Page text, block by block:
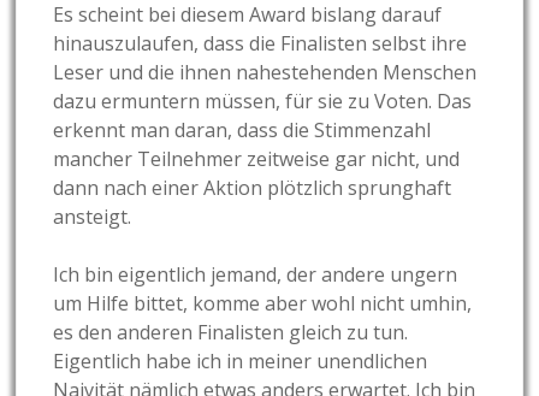
Es scheint bei diesem Award bislang darauf
hinauszulaufen, dass die Finalisten selbst ihre
Leser und die ihnen nahestehenden Menschen
dazu ermuntern müssen, für sie zu Voten. Das
erkennt man daran, dass die Stimmenzahl
mancher Teilnehmer zeitweise gar nicht, und
dann nach einer Aktion plötzlich sprunghaft
ansteigt.
Ich bin eigentlich jemand, der andere ungern
um Hilfe bittet, komme aber wohl nicht umhin,
es den anderen Finalisten gleich zu tun.
Eigentlich habe ich in meiner unendlichen
Naivität nämlich etwas anders erwartet. Ich bin